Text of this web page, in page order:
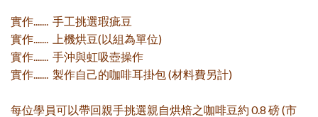
實作....... 手工挑選瑕疵豆
實作....... 上機烘豆(以組為單位)
實作....... 手沖與虹吸壺操作
實作....... 製作自己的咖啡耳掛包 (材料費另計)
每位學員可以帶回親手挑選親自烘焙之咖啡豆約 0.8 磅 (市